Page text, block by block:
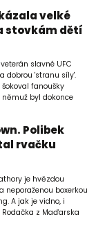
velké
stovkám dětí
slavné UFC
dobrou 'stranu síly'.
fanoušky
byl dokonce
Polibek
rvačku
je hvězdou
neporaženou boxerkou
A jak je vidno, i
z Maďarska